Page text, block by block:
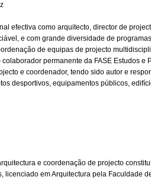
efectiva como arquitecto, director de
e com grande diversidade de
de equipas de projecto
permanente da FASE Estudos
e coordenador, tendo sido autor e
desportivos, equipamentos públicos,
e coordenação de projecto
licenciado em Arquitectura pela Faculdade